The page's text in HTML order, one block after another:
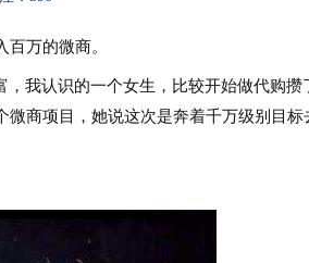
万的微商。
我认识的一个女生，比较开始做代购攒
商项目，她说这次是奔着千万级别目标